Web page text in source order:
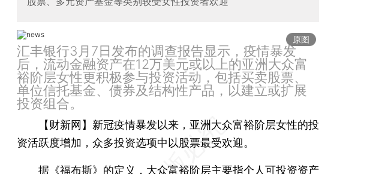
原图
汇丰银行3月7日发布的调查报告显示，疫情暴发
后，流动金融资产在12万美元或以上的亚洲大众富
裕阶层女性更积极参与投资活动，包括买卖股票、
单位信托基金、债券及结构性产品，以建立或扩展
投资组合。
【财新网】 新冠疫情暴发以来，亚洲大众富裕阶层女性的投
资活跃度增加，众多投资选项中以股票最受欢迎。
据《福布斯》的定义，大众富裕阶层主要指个人可投资资产